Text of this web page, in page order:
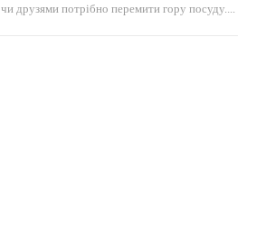
друзями потрібно перемити гору посуду....